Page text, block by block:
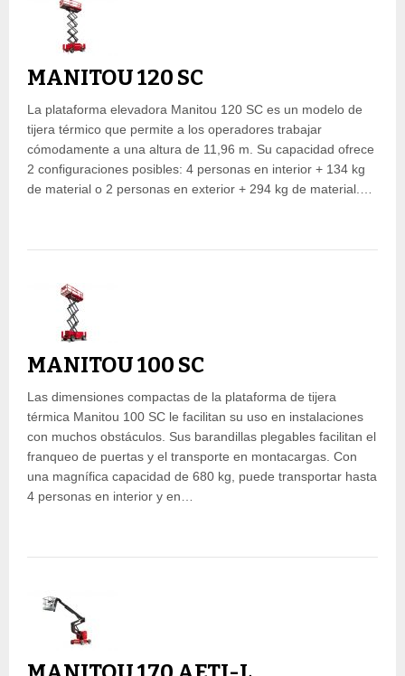
MANITOU 120 SC
La plataforma elevadora Manitou 120 SC es un modelo de
tijera térmico que permite a los operadores trabajar
cómodamente a una altura de 11,96 m. Su capacidad ofrece
2 configuraciones posibles: 4 personas en interior + 134 kg
de material o 2 personas en exterior + 294 kg de material.…
MANITOU 100 SC
Las dimensiones compactas de la plataforma de tijera
térmica Manitou 100 SC le facilitan su uso en instalaciones
con muchos obstáculos. Sus barandillas plegables facilitan el
franqueo de puertas y el transporte en montacargas. Con
una magnífica capacidad de 680 kg, puede transportar hasta
4 personas en interior y en…